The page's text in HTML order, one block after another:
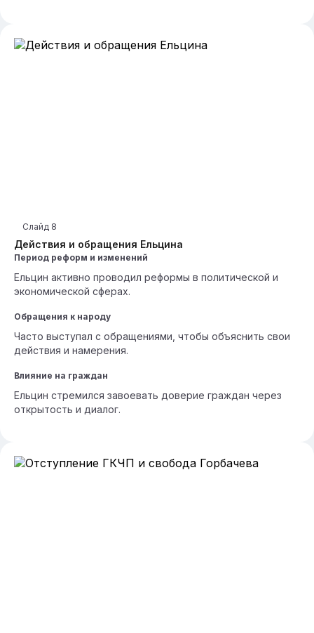
Действия и обращения Ельцина
Слайд 8
Период реформ и изменений
Ельцин активно проводил реформы в политической и
экономической сферах.
Обращения к народу
Часто выступал с обращениями, чтобы объяснить свои
действия и намерения.
Влияние на граждан
Ельцин стремился завоевать доверие граждан через
открытость и диалог.